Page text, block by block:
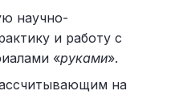
научно-
и работу с
«руками».
на